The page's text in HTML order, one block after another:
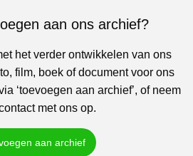
aan ons archief?
het verder ontwikkelen van ons
film, boek of document voor ons
‘toevoegen aan archief’, of neem
met ons op.
aan archief